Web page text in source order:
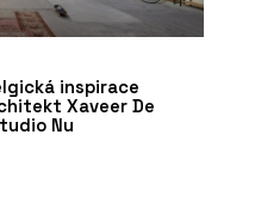
inspirace
Xaveer De
Nu